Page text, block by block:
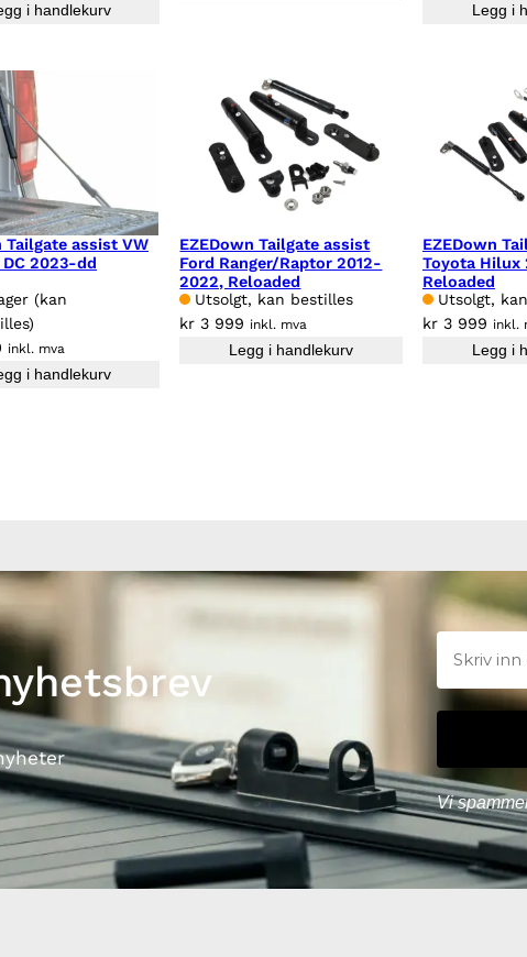
i handlekurv Legg i
Tailgate assist VW
2023-dd
(kan
inkl. mva
i handlekurv
EZEDown Tailgate assist
Ford Ranger/Raptor 2012-
2022, Reloaded
Utsolgt, kan bestilles
kr 3 999 inkl. mva
Legg i handlekurv
EZEDown
Toyota Hilux
Reloaded
Utsolgt,
kr3 999 inkl.
Legg i
Vi